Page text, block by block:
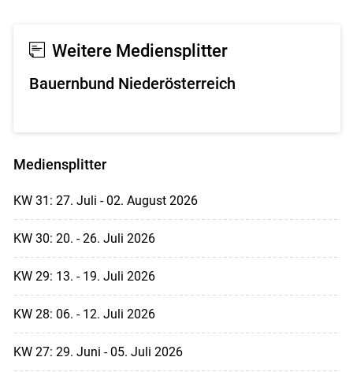
Weitere Mediensplitter
Bauernbund Niederösterreich
Mediensplitter
KW 31: 27. Juli - 02. August 2026
KW 30: 20. - 26. Juli 2026
KW 29: 13. - 19. Juli 2026
KW 28: 06. - 12. Juli 2026
KW 27: 29. Juni - 05. Juli 2026